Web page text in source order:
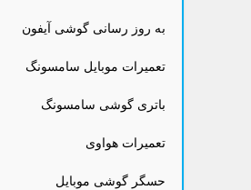
به روز رسانی گوشی آیفون
تعمیرات موبایل سامسونگ
باتری گوشی سامسونگ
تعمیرات هواوی
حسگر گوشی موبایل